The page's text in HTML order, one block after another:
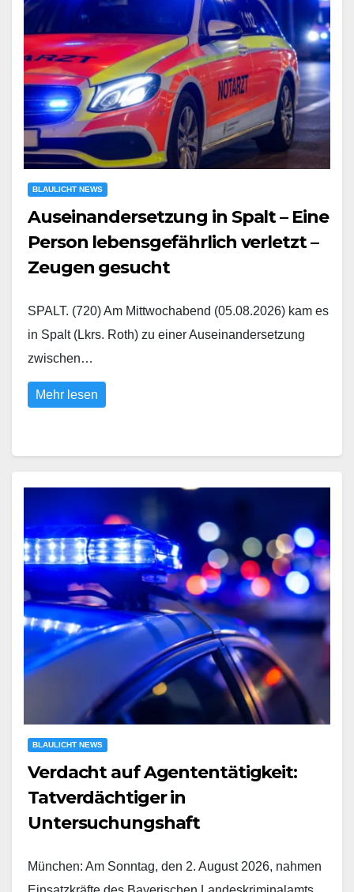
BLAULICHT NEWS
Auseinandersetzung in Spalt – Eine
Person lebensgefährlich verletzt –
Zeugen gesucht
SPALT. (720) Am Mittwochabend (05.08.2026) kam es
in Spalt (Lkrs. Roth) zu einer Auseinandersetzung
zwischen…
Mehr lesen
BLAULICHT NEWS
Verdacht auf Agententätigkeit:
Tatverdächtiger in
Untersuchungshaft
München: Am Sonntag, den 2. August 2026, nahmen